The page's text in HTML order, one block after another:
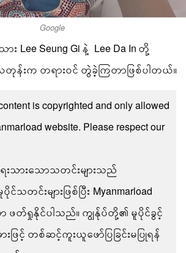
Google
း Lee Seung Gi နဲ့ Lee Da In တို့
တုန်းက တရားဝင် တွဲခဲ့ကြတာဖြစ်ပါတယ်။
is copyrighted and only allowed
website. Please respect our
ေးသားသောသတင်းများသည်
င်သတင်းများဖြစ်ပြီး Myanmarload
ဖတ်ရှုနိုင်ပါသည်။ ကျွန်ုပ်တို့၏ မူပိုင်ခွင့်
ဖြင့် တစ်ဆင့်ကူးယူဖော်ပြခြင်းမပြုရန်